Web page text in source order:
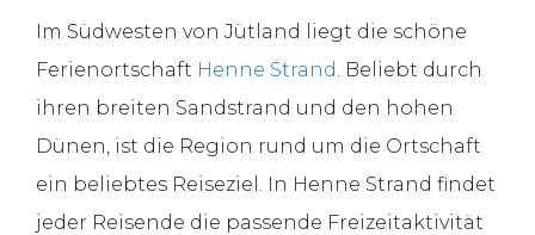
Im Südwesten von Jütland liegt die schöne
Ferienortschaft Henne Strand . Beliebt durch
ihren breiten Sandstrand und den hohen
Dünen, ist die Region rund um die Ortschaft
ein beliebtes Reiseziel. In Henne Strand findet
jeder Reisende die passende Freizeitaktivität